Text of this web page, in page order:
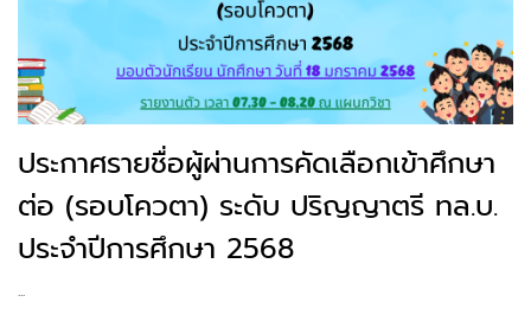
ประกาศรายชื่อผู้ผ่านการคัดเลือกเข้าศึกษา
ต่อ (รอบโควตา) ระดับ ปริญญาตรี ทล.บ.
ประจำปีการศึกษา 2568
...